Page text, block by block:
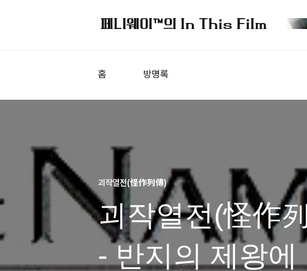
홈 방명록
괴작열전(怪作列傳)
괴작열전(怪作
- 반지의 제왕